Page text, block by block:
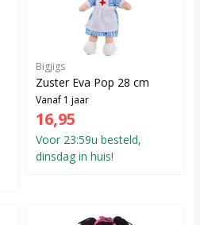
Bigjigs
Zuster Eva Pop 28 cm
Vanaf 1 jaar
16,95
Voor 23:59u besteld,
dinsdag in huis!